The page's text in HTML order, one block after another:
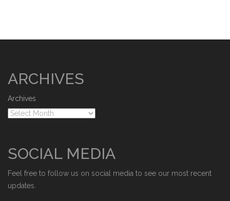
ARCHIVES
Archives
SOCIAL MEDIA
Feel free to follow us on social media to see our most recent
updates.